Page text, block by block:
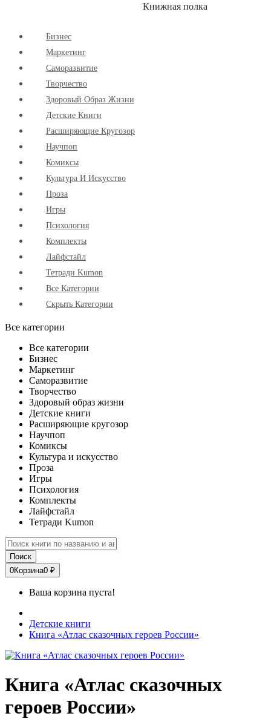
Книжная полка
Бизнес
Маркетинг
Cаморазвитие
Творчество
Здоровый Образ Жизни
Детские Книги
Расширяющие Кругозор
Научпоп
Комиксы
Культура И Искусство
Проза
Игры
Психология
Комплекты
Лайфстайл
Тетради Kumon
Все Категории
Скрыть Категории
Все категории
Все категории
Бизнес
Маркетинг
Саморазвитие
Творчество
Здоровый образ жизни
Детские книги
Расширяющие кругозор
Научпоп
Комиксы
Культура и искусство
Проза
Игры
Психология
Комплекты
Лайфстайл
Тетради Kumon
Поиск
0Корзина0 ₽
Ваша корзина пуста!
Детские книги
Книга «Атлас сказочных героев России»
Книга «Атлас сказочных
героев России»